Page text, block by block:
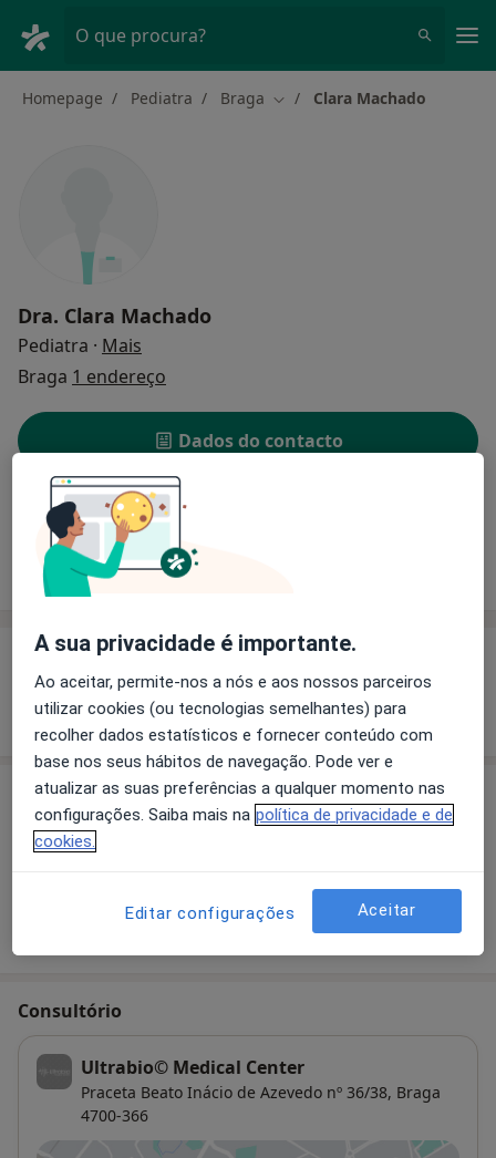
O que procura?
Homepage Pediatra Braga Mudar de cidade
Clara Machado
Dra. Clara Machado
Pediatra · Mais
Braga 1 endereço
Dados do contacto
Solicite um atendimento
Experiência Preços
Experiência
Mostrar mais detalhes
sobre a experiência
Preços
Sem informação sobre serviços e preços
informação sobre serviços
Consultório
Ultrabio© Medical Center
Praceta Beato Inácio de Azevedo nº 36/38, Braga
4700-366
A sua privacidade é importante.
Ao aceitar, permite-nos a nós e aos nossos parceiros
utilizar cookies (ou tecnologias semelhantes) para
recolher dados estatísticos e fornecer conteúdo com
base nos seus hábitos de navegação. Pode ver e
atualizar as suas preferências a qualquer momento nas
configurações. Saiba mais na política de privacidade e de
cookies.
Editar configurações Aceitar